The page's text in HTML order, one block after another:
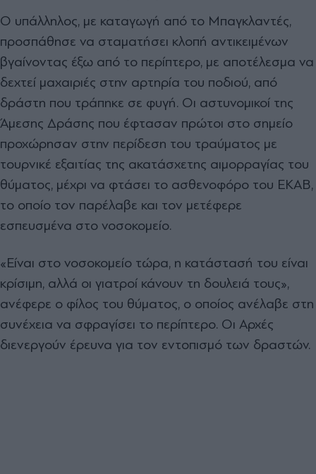
Ο υπάλληλος, με καταγωγή από το Μπαγκλαντές,
προσπάθησε να σταματήσει κλοπή αντικειμένων
βγαίνοντας έξω από το περίπτερο, με αποτέλεσμα να
δεχτεί μαχαιριές στην αρτηρία του ποδιού, από
δράστη που τράπηκε σε φυγή. Οι αστυνομικοί της
Άμεσης Δράσης που έφτασαν πρώτοι στο σημείο
προχώρησαν στην περίδεση του τραύματος με
τουρνικέ εξαιτίας της ακατάσχετης αιμορραγίας του
θύματος, μέχρι να φτάσει το ασθενοφόρο του ΕΚΑΒ,
το οποίο τον παρέλαβε και τον μετέφερε
εσπευσμένα στο νοσοκομείο.
«Είναι στο νοσοκομείο τώρα, η κατάστασή του είναι
κρίσιμη, αλλά οι γιατροί κάνουν τη δουλειά τους»,
ανέφερε ο φίλος του θύματος, ο οποίος ανέλαβε στη
συνέχεια να σφραγίσει το περίπτερο. Οι Αρχές
διενεργούν έρευνα για τον εντοπισμό των δραστών.